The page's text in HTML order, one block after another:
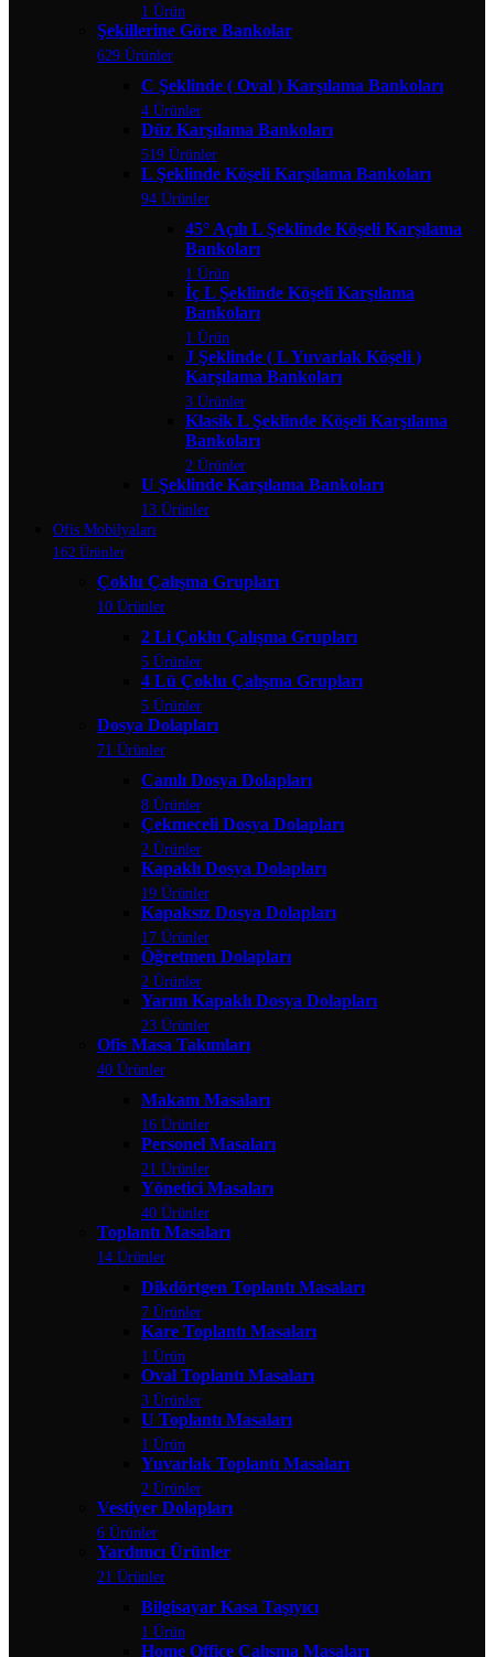
1 Ürün
Şekillerine Göre Bankolar
629 Ürünler
C Şeklinde ( Oval ) Karşılama Bankoları
4 Ürünler
Düz Karşılama Bankoları
519 Ürünler
L Şeklinde Köşeli Karşılama Bankoları
94 Ürünler
45° Açılı L Şeklinde Köşeli Karşılama
Bankoları
1 Ürün
İç L Şeklinde Köşeli Karşılama
Bankoları
1 Ürün
J Şeklinde ( L Yuvarlak Köşeli )
Karşılama Bankoları
3 Ürünler
Klasik L Şeklinde Köşeli Karşılama
Bankoları
2 Ürünler
U Şeklinde Karşılama Bankoları
13 Ürünler
Ofis Mobilyaları
162 Ürünler
Çoklu Çalışma Grupları
10 Ürünler
2 Li Çoklu Çalışma Grupları
5 Ürünler
4 Lü Çoklu Çalışma Grupları
5 Ürünler
Dosya Dolapları
71 Ürünler
Camlı Dosya Dolapları
8 Ürünler
Çekmeceli Dosya Dolapları
2 Ürünler
Kapaklı Dosya Dolapları
19 Ürünler
Kapaksız Dosya Dolapları
17 Ürünler
Öğretmen Dolapları
2 Ürünler
Yarım Kapaklı Dosya Dolapları
23 Ürünler
Ofis Masa Takımları
40 Ürünler
Makam Masaları
16 Ürünler
Personel Masaları
21 Ürünler
Yönetici Masaları
40 Ürünler
Toplantı Masaları
14 Ürünler
Dikdörtgen Toplantı Masaları
7 Ürünler
Kare Toplantı Masaları
1 Ürün
Oval Toplantı Masaları
3 Ürünler
U Toplantı Masaları
1 Ürün
Yuvarlak Toplantı Masaları
2 Ürünler
Vestiyer Dolapları
6 Ürünler
Yardımcı Ürünler
21 Ürünler
Bilgisayar Kasa Taşıyıcı
1 Ürün
Home Office Çalışma Masaları